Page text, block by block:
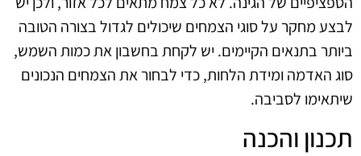
לבצע מחקר על סוגי הצמחים שיכולים לגדול בצורה הטובה
ביותר בתנאים הקיימים. יש לקחת בחשבון את כמות השמש,
סוג האדמה ומידת הלחות, כדי לבחור את הצמחים הנכונים
שיתאימו לסביבה.
תכנון והכנה